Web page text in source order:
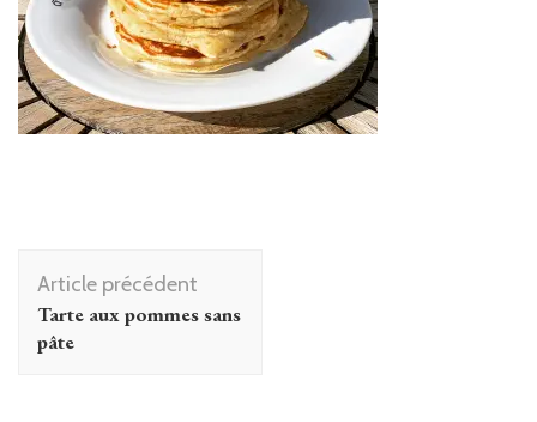
Navigation
d'article
Article précédent
Tarte aux pommes sans
pâte